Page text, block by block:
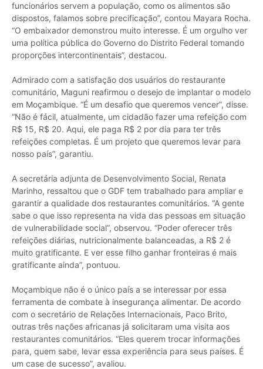
funcionários servem a população, como os alimentos são
dispostos, falamos sobre precificação”, contou Mayara Rocha.
“O embaixador demonstrou muito interesse. É um orgulho ver
uma política pública do Governo do Distrito Federal tomando
proporções intercontinentais”, destacou.
‌Admirado com a satisfação dos usuários do restaurante
comunitário, Maguni reafirmou o desejo de implantar o modelo
em Moçambique. “É um desafio que queremos vencer”, disse.
“Não é fácil, atualmente, um cidadão fazer uma refeição com
R$ 15, R$ 20. Aqui, ele paga R$ 2 por dia para ter três
refeições completas. É um projeto que queremos levar para
nosso país”, garantiu.
A secretária adjunta de Desenvolvimento Social, Renata
Marinho, ressaltou que o GDF tem trabalhado para ampliar e
garantir a qualidade dos restaurantes comunitários. “A gente
sabe o que isso representa na vida das pessoas em situação
de vulnerabilidade social”, observou. “Poder oferecer três
refeições diárias, nutricionalmente balanceadas, a R$ 2 é
muito gratificante. E ver esse filho ganhar fronteiras é mais
gratificante ainda”, pontuou.
‌Moçambique não é o único país a se interessar por essa
ferramenta de combate à insegurança alimentar. De acordo
com o secretário de Relações Internacionais, Paco Brito,
outras três nações africanas já solicitaram uma visita aos
restaurantes comunitários. “Eles querem trocar informações
para, quem sabe, levar essa experiência para seus países. É
um case de sucesso”, avaliou.